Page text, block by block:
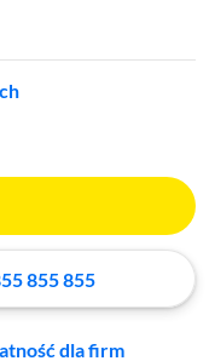
855 855
dla firm